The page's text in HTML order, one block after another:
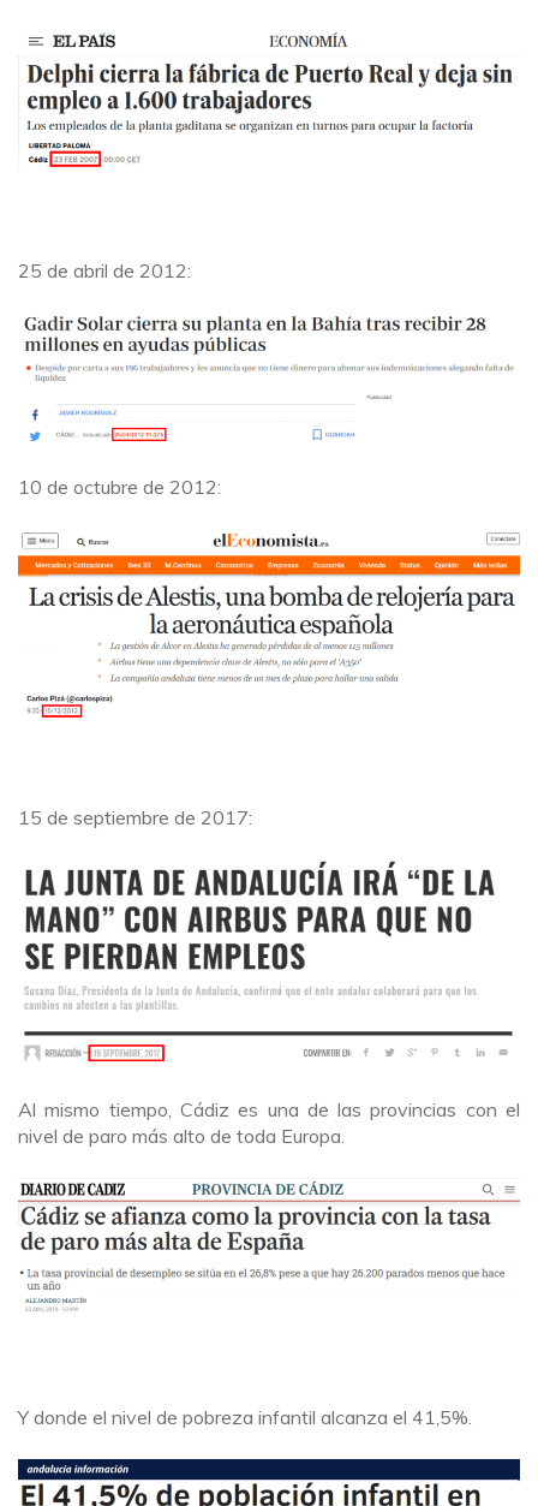
25 de abril de 2012:
10 de octubre de 2012:
15 de septiembre de 2017:
Al mismo tiempo, Cádiz es una de las provincias con el
nivel de paro más alto de toda Europa.
Y donde el nivel de pobreza infantil alcanza el 41,5%.